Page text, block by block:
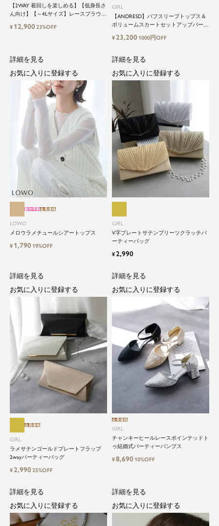
特別な日だけではもったいない...もっ
と気軽に自由にドレスを楽しみたい
ドレスは女性にとって永遠のファッションアイテ
ム。クローゼットに一着は用意しておきたいもの
ドレスが持つ女性を美しく見せる力は、ファッシ
ョンアイテムの中でも特別なものです。
特別な日だけではもったいない もっと気軽にもっ
そんな気持ちを叶えたい。それが、ドレスブラン
ドガールです。
close
【2WAY 着回しを楽しめる】【低身長さ
ん向け】【～4Lサイズ】レースブラウス
ング結婚式ワンピース
¥ 12,90023%OFF
GIRL
【ANDRESD】パフスリーブトップス＆
ボリュームスカートセットアップパーテ
¥23,200 1000円OFF
LOWO
メロウラメチュールシアートップス
新作早割会員価格
¥ 1,790 19%OFF
詳細を見る
お気に入りに登録する
GIRL
V字プレートサテンプリーツクラッチパ
ーティーバッグ
¥2,990
詳細を見る
お気に入りに登録する
GIRL
ラメサテンゴールドプレートフラップ
2wayパーティーバッグ
会員価格
¥2,99025%OFF
詳細を見る
お気に入りに登録する
GIRL
チャンキーヒールレースポインテッドト
ゥ結婚式パーティーパンプス
会員価格
¥8,690 10%OFF
詳細を見る
お気に入りに登録する
詳細を見る
お気に入りに登録する
詳細を見る
お気に入りに登録する